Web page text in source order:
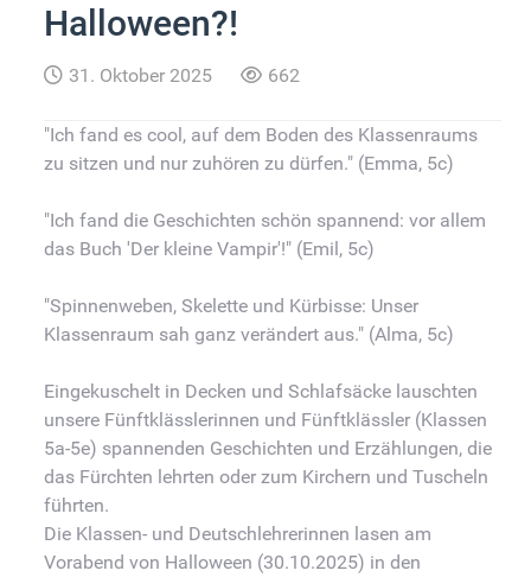
Halloween?!
31. Oktober 2025 662
"Ich fand es cool, auf dem Boden des Klassenraums
zu sitzen und nur zuhören zu dürfen." (Emma, 5c)
"Ich fand die Geschichten schön spannend: vor allem
das Buch 'Der kleine Vampir'!" (Emil, 5c)
"Spinnenweben, Skelette und Kürbisse: Unser
Klassenraum sah ganz verändert aus." (Alma, 5c)
Eingekuschelt in Decken und Schlafsäcke lauschten
unsere Fünftklässlerinnen und Fünftklässler (Klassen
5a-5e) spannenden Geschichten und Erzählungen, die
das Fürchten lehrten oder zum Kirchern und Tuscheln
führten.
Die Klassen- und Deutschlehrerinnen lasen am
Vorabend von Halloween (30.10.2025) in den